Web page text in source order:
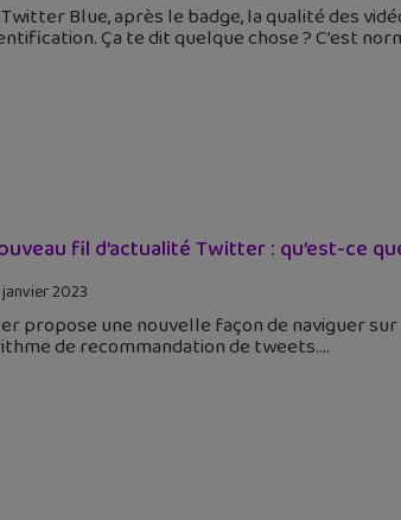
Blue, après le badge, la qualité des
Ça te dit quelque chose ? C’est
fil d’actualité Twitter : qu’est-ce
2023
propose une nouvelle façon de naviguer
de recommandation de tweets.